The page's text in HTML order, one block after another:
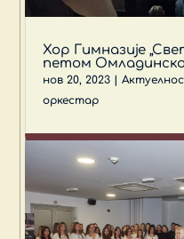
Хор Гимназије
петом
нов 20, 2023 |
оркестар